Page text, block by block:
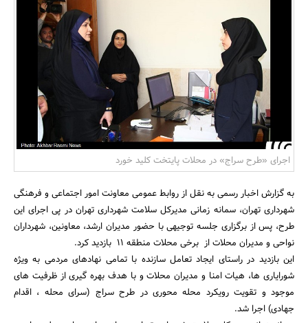
بانک، بیمه و سرمایه
مسکن و ساختمان
اجرای «طرح سراج» در محلات پایتخت کلید خورد
به گزارش اخبار رسمی به نقل از روابط عمومی معاونت امور اجتماعی و فرهنگی
شهرداری تهران، سمانه زمانی مدیرکل سلامت شهرداری تهران در پی اجرای این
طرح، پس از برگزاری جلسه توجیهی با حضور مدیران ارشد، معاونین، شهرداران
نواحی و مدیران محلات از برخی محلات منطقه 11 بازدید کرد.
این بازدید در راستای ایجاد تعامل سازنده با تمامی نهادهای مردمی به ویژه
شورایاری ها، هیات امنا و مدیران محلات و با هدف بهره گیری از ظرفیت های
موجود و تقویت رویکرد محله محوری در طرح سراج (سرای محله ، اقدام
جهادی) اجرا شد.